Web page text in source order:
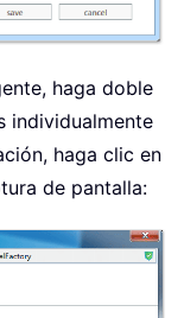
haga doble
individualmente
haga clic en
de pantalla: